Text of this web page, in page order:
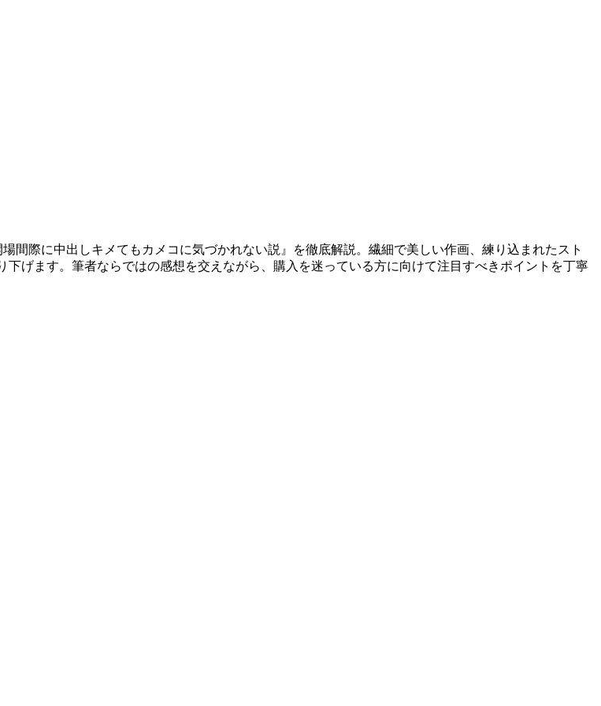
間際に中出しキメてもカメコに気づかれない説』を徹底解説。繊細で美しい作画、練り込まれたスト
げます。筆者ならではの感想を交えながら、購入を迷っている方に向けて注目すべきポイントを丁寧